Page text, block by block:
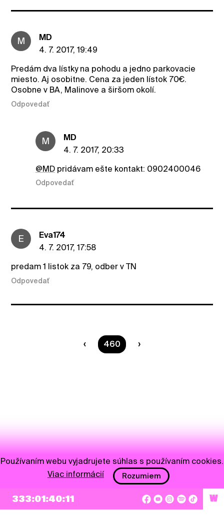
M
MD
4. 7. 2017, 19:49
Predám dva lístky na pohodu a jedno parkovacie
miesto. Aj osobitne. Cena za jeden lístok 70€.
Osobne v BA, Malinove a širšom okolí.
Odpovedať
M
MD
4. 7. 2017, 20:33
@MDpridávam ešte kontakt: 0902400046
Odpovedať
E
Eva174
4. 7. 2017, 17:58
predam 1 listok za 79, odber v TN
Odpovedať
Ste na strane
460
NEWSLETTER
333:01:40:11 W
Používaním webu vyjadrujete súhlas s používaním cookies.
Viac informácií
Rozumiem